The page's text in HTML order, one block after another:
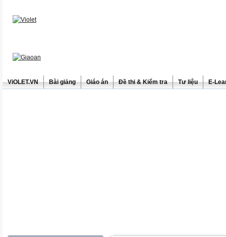
ViOLET.VN Bài giảng Giáo án Đề thi & Kiểm tra Tư liệu E-